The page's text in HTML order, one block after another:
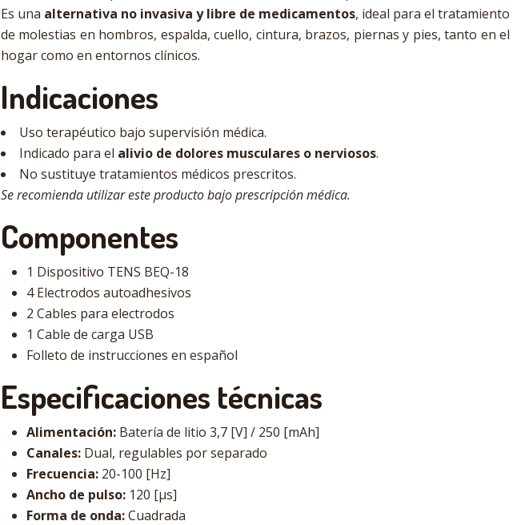
Es una alternativa no invasiva y libre de medicamentos, ideal para el tratamiento
de molestias en hombros, espalda, cuello, cintura, brazos, piernas y pies, tanto en el
hogar como en entornos clínicos.
Indicaciones
Uso terapéutico bajo supervisión médica.
Indicado para el alivio de dolores musculares o nerviosos.
No sustituye tratamientos médicos prescritos.
Se recomienda utilizar este producto bajo prescripción médica.
Componentes
1 Dispositivo TENS BEQ-18
4 Electrodos autoadhesivos
2 Cables para electrodos
1 Cable de carga USB
Folleto de instrucciones en español
Especificaciones técnicas
Alimentación: Batería de litio 3,7 [V] / 250 [mAh]
Canales: Dual, regulables por separado
Frecuencia: 20-100 [Hz]
Ancho de pulso: 120 [μs]
Forma de onda:Cuadrada